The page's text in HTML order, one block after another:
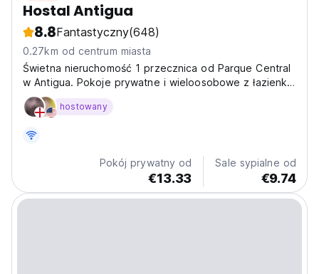
Hostal Antigua
8.8Fantastyczny(648)
0.27km od centrum miasta
Świetna nieruchomość 1 przecznica od Parque Central
w Antigua. Pokoje prywatne i wieloosobowe z łazienką
w pokoju, telewizją kablową i bezpłatnym
bezprzewodowym dostępem do Internetu. Przyjazny
użytku, szafki....
hostowany
Pokój prywatny od
€13.33
Sale sypialne od
€9.74